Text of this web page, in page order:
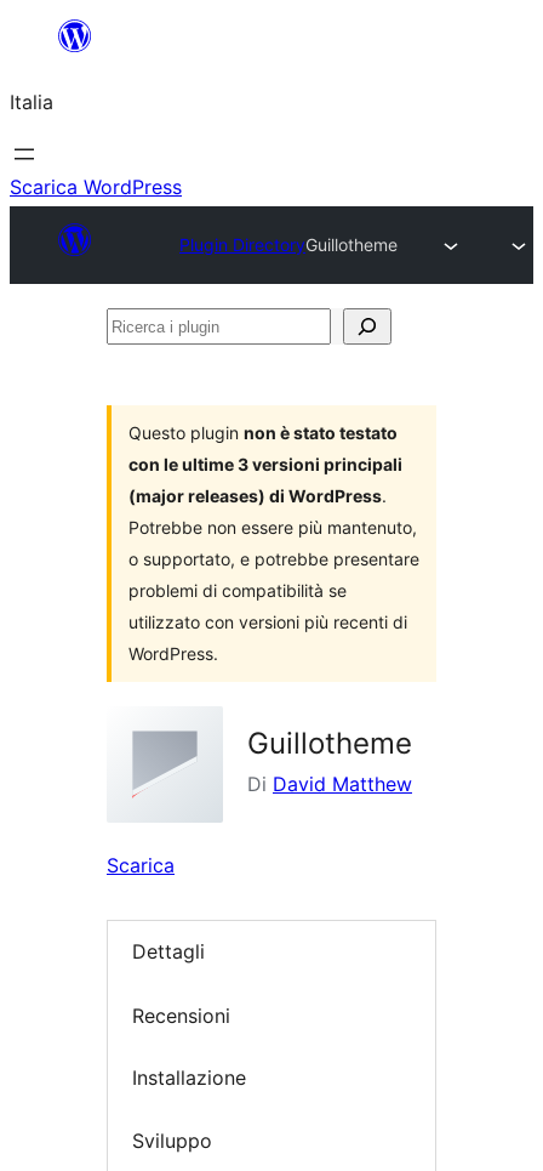
contenuto
Italia
Scarica WordPress
Plugin DirectoryGuillotheme
Ricerca
Questo plugin non è stato testato
con le ultime 3 versioni principali
(major releases) di WordPress.
Potrebbe non essere più mantenuto,
o supportato, e potrebbe presentare
problemi di compatibilità se
utilizzato con versioni più recenti di
WordPress.
Guillotheme
Di David Matthew
Scarica
Dettagli
Recensioni
Installazione
Sviluppo